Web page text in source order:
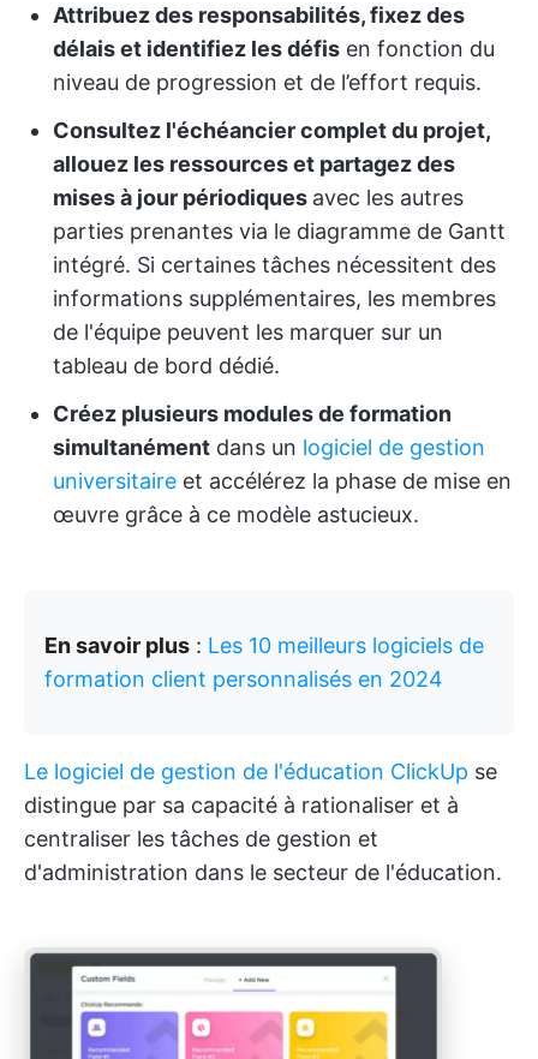
Attribuez des responsabilités, fixez des
délais et identifiez les défis en fonction du
niveau de progression et de l’effort requis.
Consultez l'échéancier complet du projet,
allouez les ressources et partagez des
mises à jour périodiques avec les autres
parties prenantes via le diagramme de Gantt
intégré. Si certaines tâches nécessitent des
informations supplémentaires, les membres
de l'équipe peuvent les marquer sur un
tableau de bord dédié.
Créez plusieurs modules de formation
simultanément dans un logiciel de gestion
universitaire et accélérez la phase de mise en
œuvre grâce à ce modèle astucieux.
En savoir plus : Les 10 meilleurs logiciels de
formation client personnalisés en 2024
Le logiciel de gestion de l'éducation ClickUp se
distingue par sa capacité à rationaliser et à
centraliser les tâches de gestion et
d'administration dans le secteur de l'éducation.